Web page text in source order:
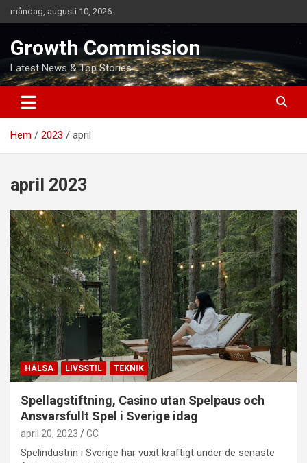
Hoppa
till
måndag, augusti 10, 2026
Growth Commission
Latest News & Top Stories
Hem 2023 april
april 2023
HÄLSA LIVSSTIL TEKNIK
Spellagstiftning, Casino utan Spelpaus och
Ansvarsfullt Spel i Sverige idag
april 20, 2023 GC
Spelindustrin i Sverige har vuxit kraftigt under de senaste